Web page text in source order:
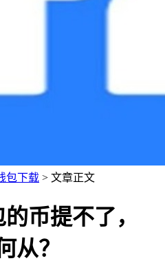
包下载 > 文章正文
币提不了，
从？